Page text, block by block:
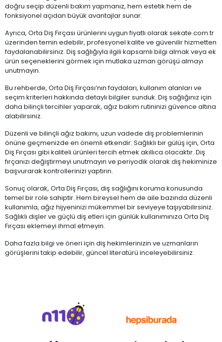
doğru seçip düzenli bakım yapmanız, hem estetik hem de
fonksiyonel açıdan büyük avantajlar sunar.
Ayrıca, Orta Diş Fırçası ürünlerini uygun fiyatlı olarak sekate.com.tr
üzerinden temin edebilir, profesyonel kalite ve güvenilir hizmetten
faydalanabilirsiniz. Diş sağlığıyla ilgili kapsamlı bilgi almak veya ek
ürün seçeneklerini görmek için mutlaka uzman görüşü almayı
unutmayın.
Bu rehberde, Orta Diş Fırçası’nın faydaları, kullanım alanları ve
seçim kriterleri hakkında detaylı bilgiler sunduk. Diş sağlığınız için
daha bilinçli tercihler yaparak, ağız bakım rutininizi güvence altına
alabilirsiniz.
Düzenli ve bilinçli ağız bakımı, uzun vadede diş problemlerinin
önüne geçmenizde en önemli etkendir. Sağlıklı bir gülüş için, Orta
Diş Fırçası gibi kaliteli ürünleri tercih etmek akıllıca olacaktır. Diş
fırçanızı değiştirmeyi unutmayın ve periyodik olarak diş hekiminize
başvurarak kontrollerinizi yaptırın.
Sonuç olarak, Orta Diş Fırçası, diş sağlığını koruma konusunda
temel bir role sahiptir. Hem bireysel hem de aile bazında düzenli
kullanımla, ağız hijyeninizi mükemmel bir seviyeye taşıyabilirsiniz.
Sağlıklı dişler ve güçlü diş etleri için günlük kullanımınıza Orta Diş
Fırçası eklemeyi ihmal etmeyin.
Daha fazla bilgi ve öneri için diş hekimlerinizin ve uzmanların
görüşlerini takip edebilir, güncel literatürü inceleyebilirsiniz.